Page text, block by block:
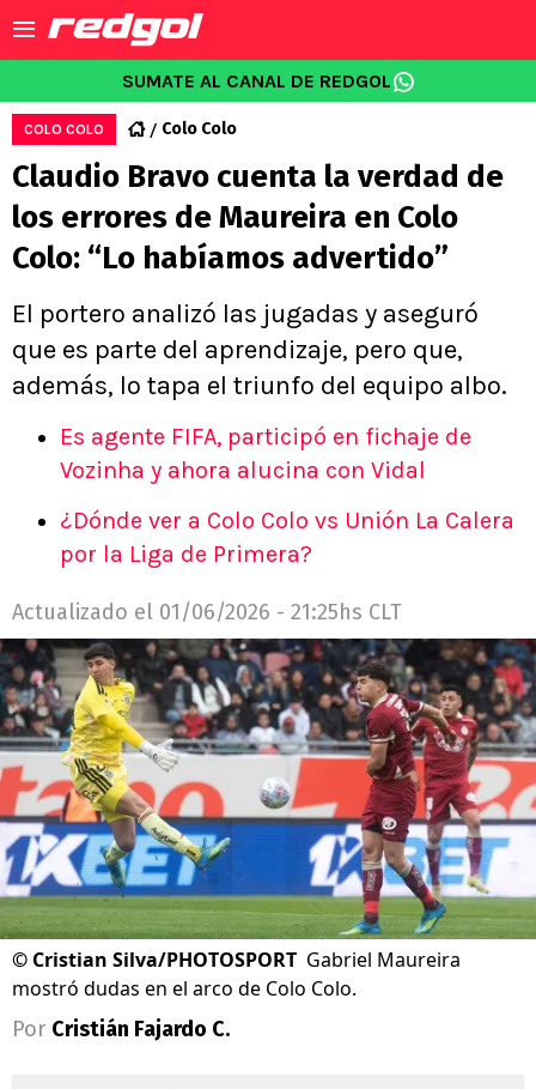
SUMATE AL CANAL DE REDGOL
COLO COLO Colo Colo
Claudio Bravo cuenta la verdad de
los errores de Maureira en Colo
Colo: “Lo habíamos advertido”
El portero analizó las jugadas y aseguró
que es parte del aprendizaje, pero que,
además, lo tapa el triunfo del equipo albo.
Es agente FIFA, participó en fichaje de
Vozinha y ahora alucina con Vidal
¿Dónde ver a Colo Colo vs Unión La Calera
por la Liga de Primera?
Actualizado el 01/06/2026 - 21:25hs CLT
© Cristian Silva/PHOTOSPORT Gabriel Maureira
mostró dudas en el arco de Colo Colo.
Por Cristián Fajardo C.